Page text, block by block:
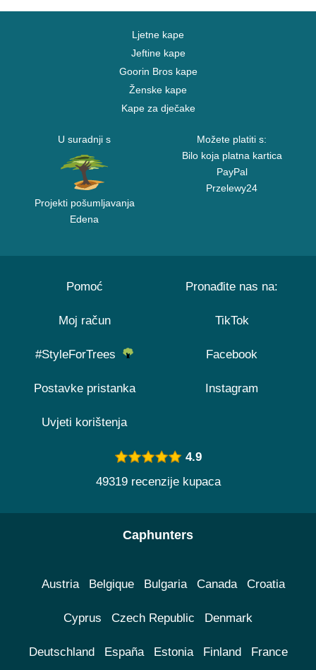
Ljetne kape
Jeftine kape
Goorin Bros kape
Ženske kape
Kape za dječake
U suradnji s
Projekti pošumljavanja
Edena
Možete platiti s:
Bilo koja platna kartica
PayPal
Przelewy24
Pomoć
Moj račun
#StyleForTrees
Postavke pristanka
Uvjeti korištenja
Pronađite nas na:
TikTok
Facebook
Instagram
4.9
49319 recenzije kupaca
Caphunters
Austria Belgique Bulgaria Canada Croatia
Cyprus Czech Republic Denmark
Deutschland España Estonia Finland France